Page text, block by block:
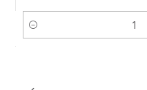
Cantidad